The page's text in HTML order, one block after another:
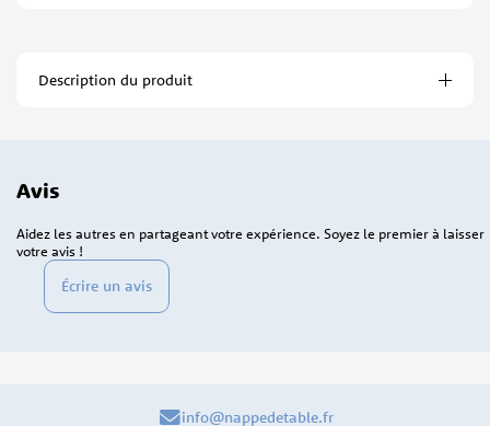
Description du produit
Avis
Écrire un avis
Aidez les autres en partageant votre expérience. Soyez le premier à laisser
votre avis !
info@nappedetable.fr